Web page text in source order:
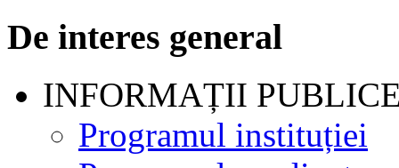
De interes general
INFORMAȚII
Programul instituției